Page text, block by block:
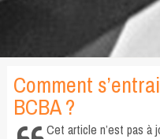
Comment
BCBA ?
Cet article n’est pas à